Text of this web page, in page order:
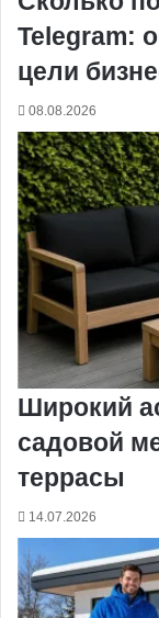
Telegram:
цели
08.08.2026
Широкий
садовой
террасы
14.07.2026